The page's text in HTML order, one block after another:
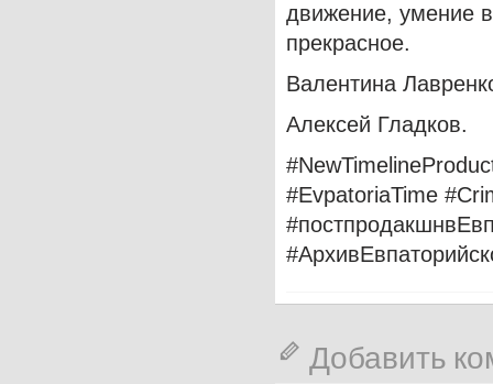
движение, умение
прекрасное.
Валентина
Алексей Гладков.
#EvpatoriaTime
Добавить